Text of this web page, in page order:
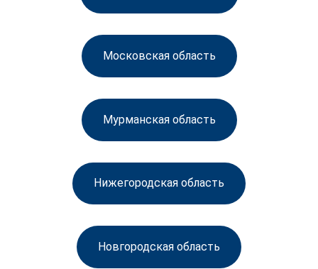
Московская область
Мурманская область
Нижегородская область
Новгородская область